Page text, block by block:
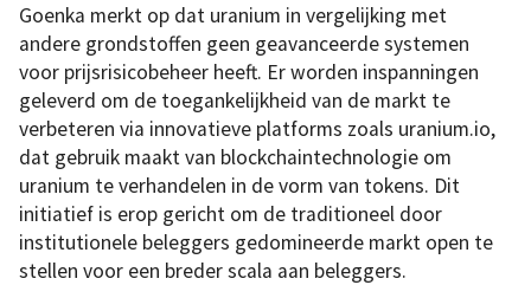
Goenka merkt op dat uranium in vergelijking met
andere grondstoffen geen geavanceerde systemen
voor prijsrisicobeheer heeft. Er worden inspanningen
geleverd om de toegankelijkheid van de markt te
verbeteren via innovatieve platforms zoals uranium.io,
dat gebruik maakt van blockchaintechnologie om
uranium te verhandelen in de vorm van tokens. Dit
initiatief is erop gericht om de traditioneel door
institutionele beleggers gedomineerde markt open te
stellen voor een breder scala aan beleggers.